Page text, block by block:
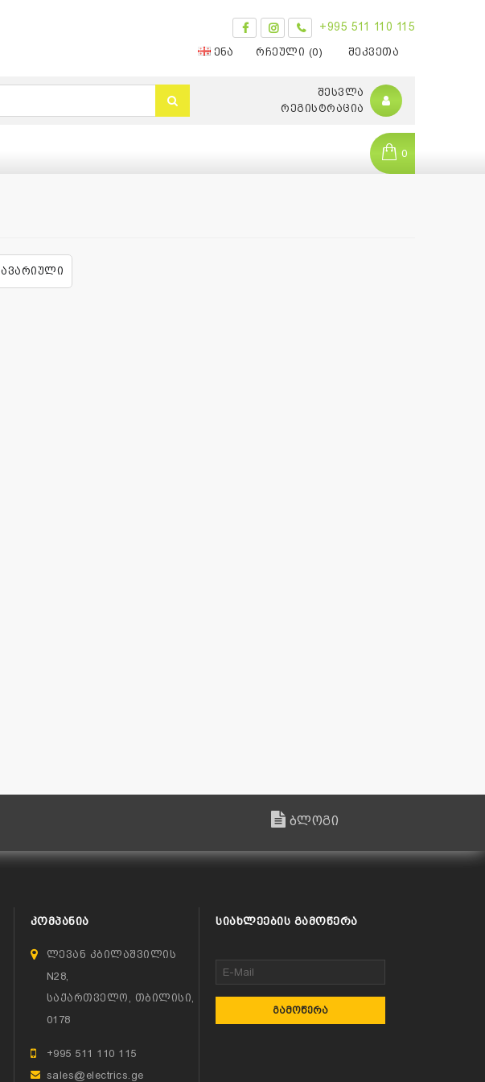
+995 511 110 115
ᲔᲜᲐ ᲠᲩᲔᲣᲚᲘ (0) ᲨᲔᲙᲕᲔᲗᲐ
ᲨᲔᲡᲕᲚᲐ
ᲠᲔᲒᲘᲡᲢᲠᲐᲪᲘᲐ
0
ავარიული
ბლოგი
ᲙᲝᲛᲞᲐᲜᲘᲐ
ლევან კბილაშვილის
N28,
საქართველო, თბილისი,
0178
+995 511 110 115
sales@electrics.ge
ᲡᲘᲐᲮᲚᲔᲔᲑᲘᲡ ᲒᲐᲛᲝᲬᲔᲠᲐ
ᲒᲐᲛᲝᲬᲔᲠᲐ